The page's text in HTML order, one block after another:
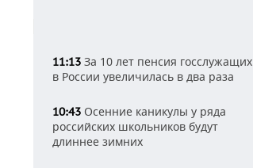
11:13 За 10 лет пенсия госслужащих
в России увеличилась в два раза
10:43 Осенние каникулы у ряда
российских школьников будут
длиннее зимних